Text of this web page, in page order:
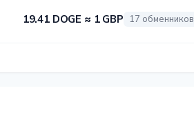
19.41 DOGE ≈ 1 GBP 17 обменников